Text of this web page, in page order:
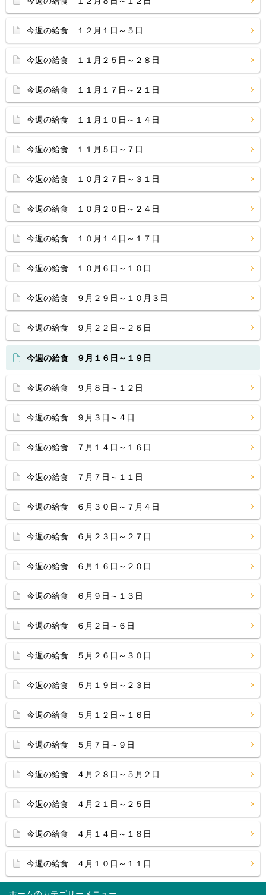
今週の給食 １２月１日～５日
今週の給食 １１月２５日～２８日
今週の給食 １１月１７日～２１日
今週の給食 １１月１０日～１４日
今週の給食 １１月５日～７日
今週の給食 １０月２７日～３１日
今週の給食 １０月２０日～２４日
今週の給食 １０月１４日～１７日
今週の給食 １０月６日～１０日
今週の給食 ９月２９日～１０月３日
今週の給食 ９月２２日～２６日
今週の給食 ９月１６日～１９日
今週の給食 ９月８日～１２日
今週の給食 ９月３日～４日
今週の給食 ７月１４日～１６日
今週の給食 ７月７日～１１日
今週の給食 ６月３０日～７月４日
今週の給食 ６月２３日～２７日
今週の給食 ６月１６日～２０日
今週の給食 ６月９日～１３日
今週の給食 ６月２日～６日
今週の給食 ５月２６日～３０日
今週の給食 ５月１９日～２３日
今週の給食 ５月１２日～１６日
今週の給食 ５月７日～９日
今週の給食 ４月２８日～５月２日
今週の給食 ４月２１日～２５日
今週の給食 ４月１４日～１８日
今週の給食 ４月１０日～１１日